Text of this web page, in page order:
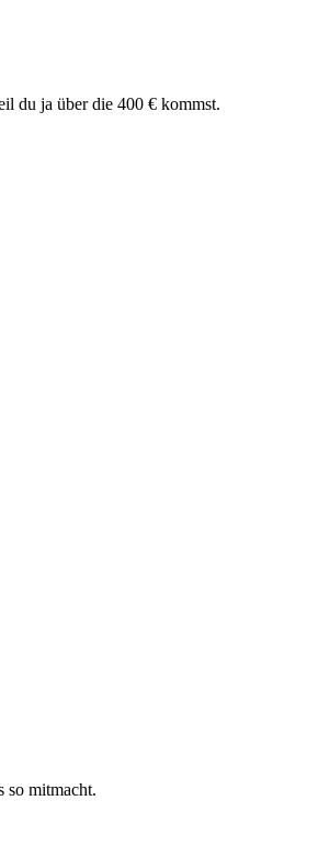
du ja über die 400 € kommst.
so mitmacht.